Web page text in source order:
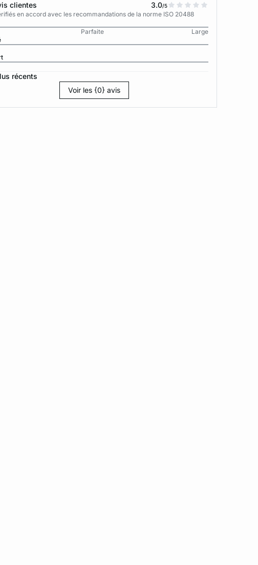
clientes 3.0/5
en accord avec les recommandations de la norme ISO 20488
Parfaite
Large
récents
Voir les {0} avis